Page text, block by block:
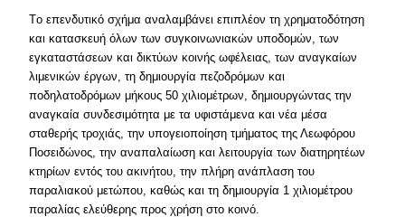
Tο επενδυτικό σχήμα αναλαμβάνει επιπλέον τη χρηματοδότηση
και κατασκευή όλων των συγκοινωνιακών υποδομών, των
εγκαταστάσεων και δικτύων κοινής ωφέλειας, των αναγκαίων
λιμενικών έργων, τη δημιουργία πεζοδρόμων και
ποδηλατοδρόμων μήκους 50 χιλιομέτρων, δημιουργώντας την
αναγκαία συνδεσιμότητα με τα υφιστάμενα και νέα μέσα
σταθερής τροχιάς, την υπογειοποίηση τμήματος της Λεωφόρου
Ποσειδώνος, την αναπαλαίωση και λειτουργία των διατηρητέων
κτηρίων εντός του ακινήτου, την πλήρη ανάπλαση του
παραλιακού μετώπου, καθώς και τη δημιουργία 1 χιλιομέτρου
παραλίας ελεύθερης προς χρήση στο κοινό.